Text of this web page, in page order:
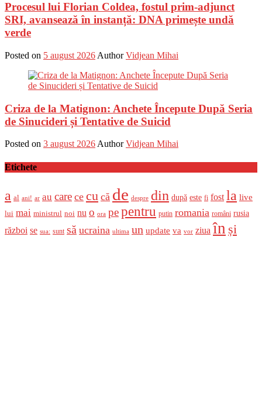
Procesul lui Florian Coldea, fostul prim-adjunct
SRI, avansează în instanță: DNA primește undă
verde
Posted on 5 august 2026 Author Vidjean Mihai
Criza de la Matignon: Anchete Începute După Seria
de Sinucideri și Tentative de Suicid
Posted on 3 august 2026 Author Vidjean Mihai
Etichete
a al ani! ar au care ce cu că de despre din după este fi fost la live
lui mai ministrul noi nu o ora pepentru putin romania români rusia
război se sua: sunt să ucraina ultima un update va vor ziua în și